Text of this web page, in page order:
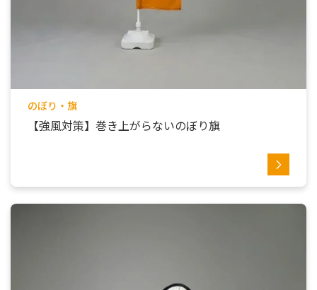
のぼり・旗
【強風対策】巻き上がらないのぼり旗